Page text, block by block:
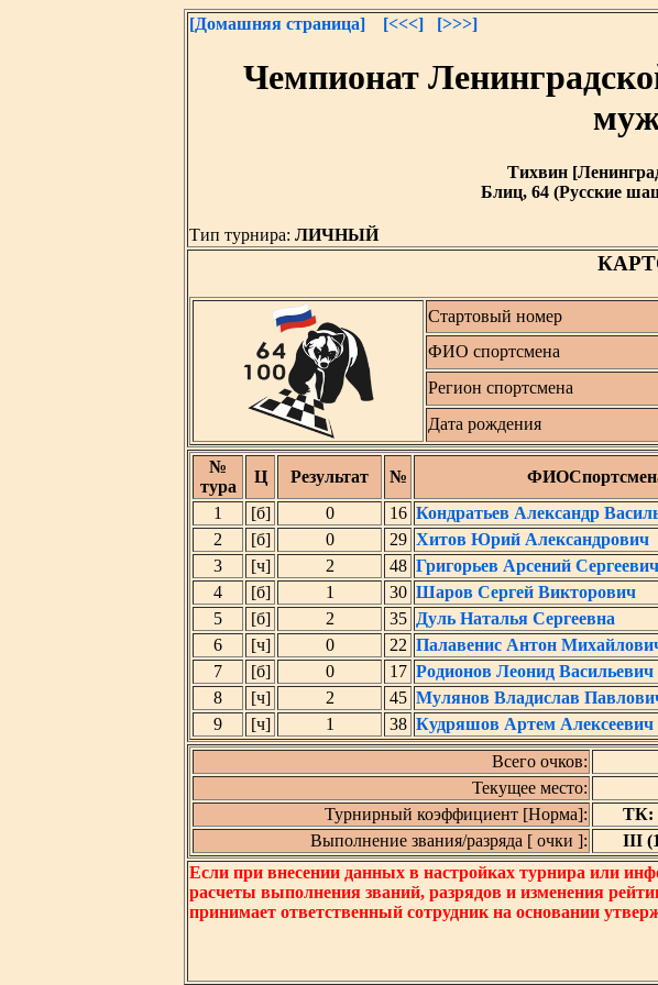
[Домашняя страница] [<<<] [>>>]
Чемпионат
Тихвин
Блиц, 64 (Русские
Тип турнира: ЛИЧНЫЙ
Стартовый номер
ФИО спортсмена
Регион спортсмена
Дата рождения
№
тура
Ц Результат №
1
[б] 0 16 Кондратьев Александр
2
[б] 0 29 Хитов Юрий Александрович
3
[ч] 2 48 Григорьев Арсений Сергеевич
4
[б] 1 30 Шаров Сергей Викторович
5
[б] 2 35 Дуль Наталья Сергеевна
6
[ч] 0 22 Палавенис Антон
7
[б] 0 17 Родионов Леонид Васильевич
8
[ч] 2 45 Мулянов Владислав
9
[ч] 1 38 Кудряшов Артем Алексеевич
Всего очков:
Текущее место:
Турнирный коэффициент [Норма]:
ТК:
Выполнение звания/разряда [ очки ]:
III
Если при внесении данных в настройках турнира или
расчеты выполнения званий, разрядов и изменения
принимает ответственный сотрудник на основании